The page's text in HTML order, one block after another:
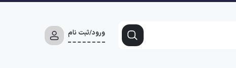
ورود/ثبت نام